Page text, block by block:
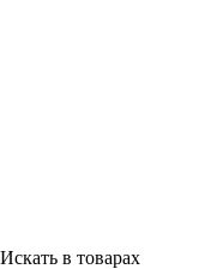
Искать в товарах